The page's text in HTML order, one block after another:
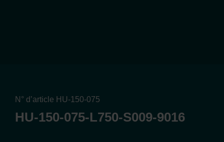
N° d’article HU-150-075
HU-150-075-L750-S009-9016